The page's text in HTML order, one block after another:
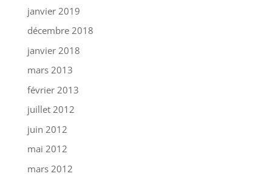
janvier 2019
décembre 2018
janvier 2018
mars 2013
février 2013
juillet 2012
juin 2012
mai 2012
mars 2012